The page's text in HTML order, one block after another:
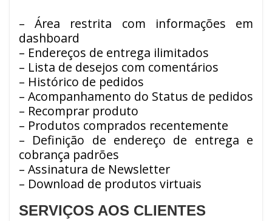
– Área restrita com informações em
dashboard
– Endereços de entrega ilimitados
– Lista de desejos com comentários
– Histórico de pedidos
– Acompanhamento do Status de pedidos
– Recomprar produto
– Produtos comprados recentemente
– Definição de endereço de entrega e
cobrança padrões
– Assinatura de Newsletter
– Download de produtos virtuais
SERVIÇOS AOS CLIENTES